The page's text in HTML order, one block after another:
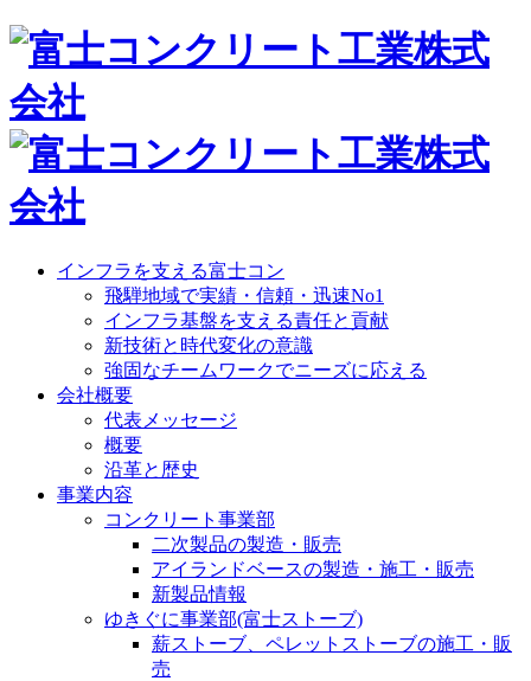
インフラを支える富士コン
飛騨地域で実績・信頼・迅速No1
インフラ基盤を支える責任と貢献
新技術と時代変化の意識
強固なチームワークでニーズに応える
会社概要
代表メッセージ
概要
沿革と歴史
事業内容
コンクリート事業部
二次製品の製造・販売
アイランドベースの製造・施工・販売
新製品情報
ゆきぐに事業部(富士ストーブ)
薪ストーブ、ペレットストーブの施工・販
売